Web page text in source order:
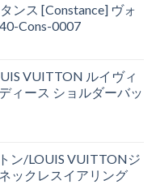
ンス [Constance] ヴォ
Cons-0007
VUITTON ルイヴィ
ィース ショルダーバッ
ン/LOUIS VUITTONジ
ックレスイアリング